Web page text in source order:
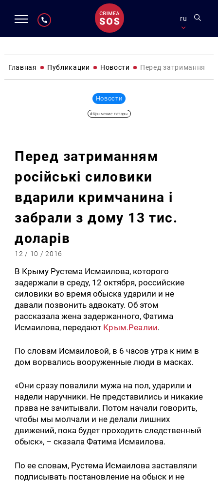
ru
Главная Публикации Новости Перед затриманням
Новости
#Крымские татары
Перед затриманням
російські силовики
вдарили кримчанина і
забрали з дому 13 тис.
доларів
12 / 10 / 2016
В Крыму Рустема Исмаилова, которого
задержали в среду, 12 октября, российские
силовики во время обыска ударили и не
давали позвонить адвокату. Об этом
рассказала жена задержанного, Фатима
Исмаилова, передают Крым.Реалии.
По словам Исмаиловой, в 6 часов утра к ним в
дом ворвались вооруженные люди в масках.
«Они сразу повалили мужа на пол, ударили и
надели наручники. Не представились и никакие
права не зачитывали. Потом начали говорить,
чтобы мы молчали и не делали лишних
движений, пока будет проходить следственный
обыск», – сказала Фатима Исмаилова.
По ее словам, Рустема Исмаилова заставляли
подписывать постановление на обыск и не